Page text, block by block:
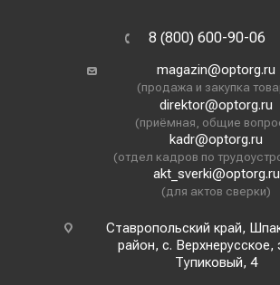
8 (800) 600-90-06
magazin@optorg.ru
(продажа и закупка
direktor@optorg.ru
(приёмная, общие
kadr@optorg.ru
(отдел кадров по
akt_sverki@optorg.ru
(для актов сверки)
Ставропольский край,
район, с. Верхнерусское,
Тупиковый, 4